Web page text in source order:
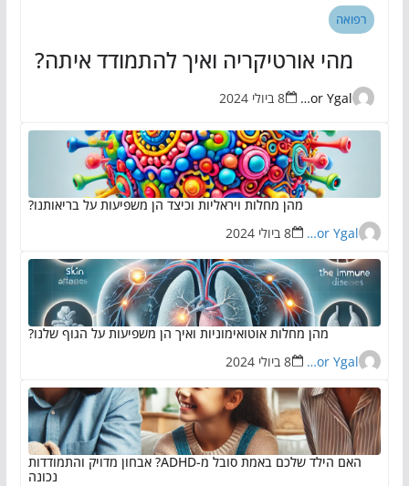
רפואה
מהי אורטיקריה ואיך להתמודד איתה?
Eran Zor Ygal 8 ביולי 2024
מהן מחלות ויראליות וכיצד הן משפיעות על בריאותנו?
Eran Zor Ygal
8 ביולי 2024
מהן מחלות אוטואימוניות ואיך הן משפיעות על הגוף שלנו?
Eran Zor Ygal
8 ביולי 2024
האם הילד שלכם באמת סובל מ-ADHD? אבחון מדויק והתמודדות
נכונה